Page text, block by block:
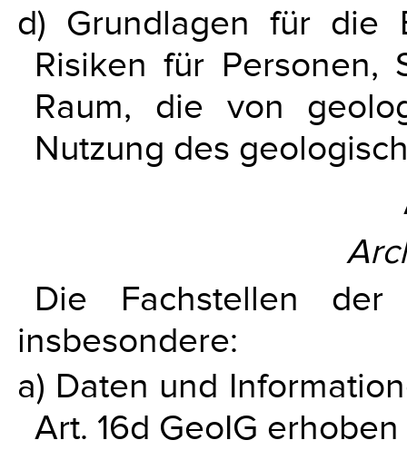
d) Grundlagen für die
Risiken für Personen,
Raum, die von
Nutzung des
Die Fachstellen der
insbesondere:
a) Daten und
Art. 16d GeoIG